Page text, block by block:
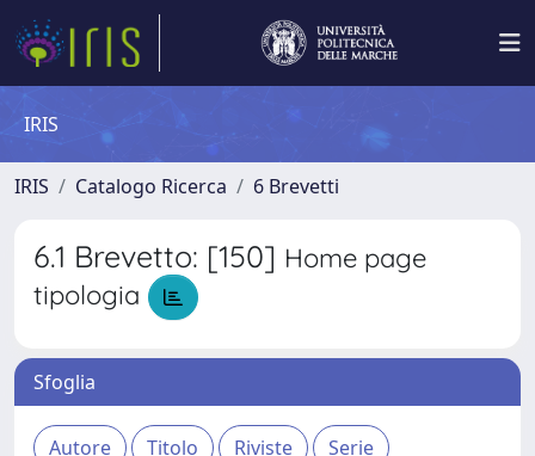
IRIS
IRIS Catalogo Ricerca 6 Brevetti
6.1 Brevetto: [150] Home page
tipologia
Sfoglia